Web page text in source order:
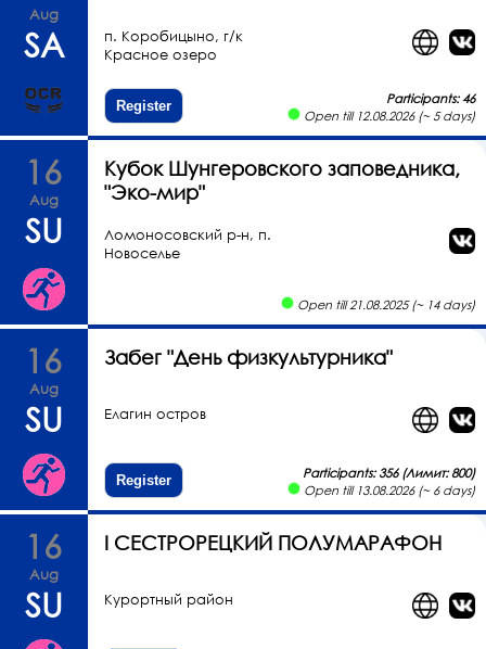
Aug
SA
п. Коробицыно, г/к
Красное озеро
Register
Participants: 46
Open till 12.08.2026 (~ 5 days)
16
Aug
SU
Кубок Шунгеровского заповедника,
"Эко-мир"
Ломоносовский р-н, п.
Новоселье
Open till 21.08.2025 (~ 14 days)
16
Aug
SU
Забег "День физкультурника"
Елагин остров
Register
Participants: 356 (Лимит: 800)
Open till 13.08.2026 (~ 6 days)
16
Aug
SU
I СЕСТРОРЕЦКИЙ ПОЛУМАРАФОН
Курортный район